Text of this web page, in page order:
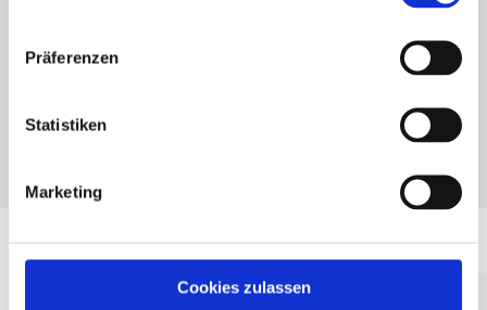
Präferenzen
Statistiken
Marketing
Cookies zulassen